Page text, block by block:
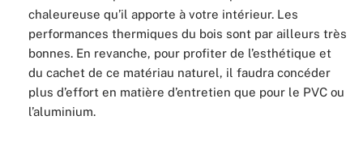
chaleureuse qu’il apporte à votre intérieur. Les
performances thermiques du bois sont par ailleurs très
bonnes. En revanche, pour profiter de l’esthétique et
du cachet de ce matériau naturel, il faudra concéder
plus d’effort en matière d’entretien que pour le PVC ou
l’aluminium.